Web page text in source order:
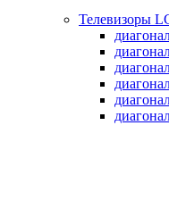
Телевизоры